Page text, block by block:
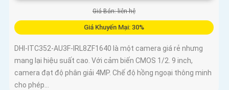
Giá Bán: liên hệ
Giá Khuyến Mại: 30%
DHI-ITC352-AU3F-IRL8ZF1640 là một camera giá rẻ nhưng
mang lại hiệu suất cao. Với cảm biến CMOS 1/2. 9 inch,
camera đạt độ phân giải 4MP. Chế độ hồng ngoại thông minh
cho phép...